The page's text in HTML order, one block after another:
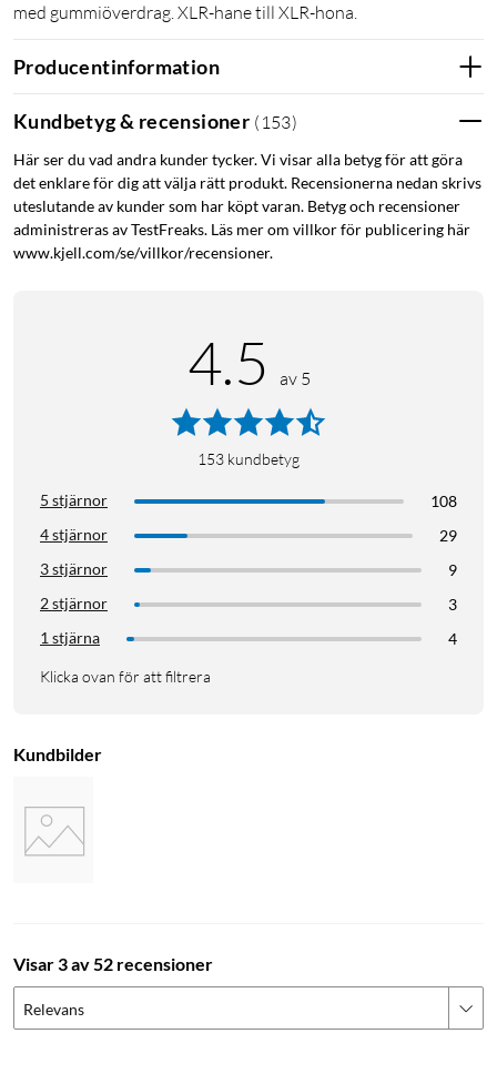
med gummiöverdrag. XLR-hane till XLR-hona.
Producentinformation
Kundbetyg & recensioner ( 153)
Här ser du vad andra kunder tycker. Vi visar alla betyg för att göra
det enklare för dig att välja rätt produkt. Recensionerna nedan skrivs
uteslutande av kunder som har köpt varan. Betyg och recensioner
administreras av TestFreaks. Läs mer om villkor för publicering här
www.kjell.com/se/villkor/recensioner.
4.5 av 5
153 kundbetyg
5 stjärnor
108
4 stjärnor
29
3 stjärnor
9
2 stjärnor
3
1 stjärna
4
Klicka ovan för att filtrera
Kundbilder
Visar 3 av 52 recensioner
Relevans